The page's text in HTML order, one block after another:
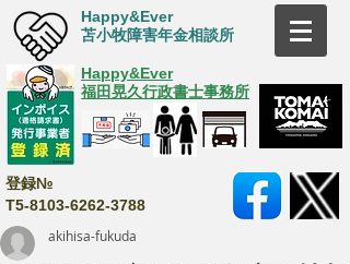
Happy&Ever
苫小牧障害年金相談所
Happy&Ever
福田晃久行政書士事務所
登録№
T5-8103-6262-3788
akihisa-fukuda